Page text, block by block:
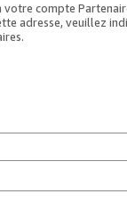
votre compte
adresse, veuillez